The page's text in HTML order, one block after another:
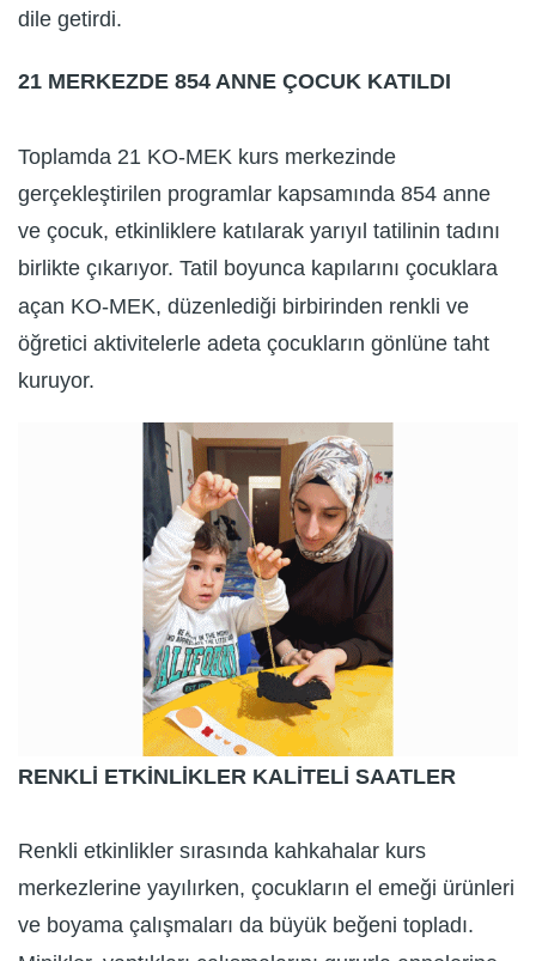
dile getirdi.
21 MERKEZDE 854 ANNE ÇOCUK KATILDI
Toplamda 21 KO-MEK kurs merkezinde
gerçekleştirilen programlar kapsamında 854 anne
ve çocuk, etkinliklere katılarak yarıyıl tatilinin tadını
birlikte çıkarıyor. Tatil boyunca kapılarını çocuklara
açan KO-MEK, düzenlediği birbirinden renkli ve
öğretici aktivitelerle adeta çocukların gönlüne taht
kuruyor.
RENKLİ ETKİNLİKLER KALİTELİ SAATLER
Renkli etkinlikler sırasında kahkahalar kurs
merkezlerine yayılırken, çocukların el emeği ürünleri
ve boyama çalışmaları da büyük beğeni topladı.